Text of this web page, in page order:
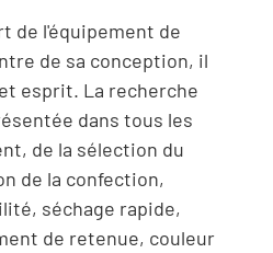
de l'équipement de
de sa conception, il
esprit. La recherche
dans tous les
de la sélection du
de la confection,
séchage rapide,
de retenue, couleur